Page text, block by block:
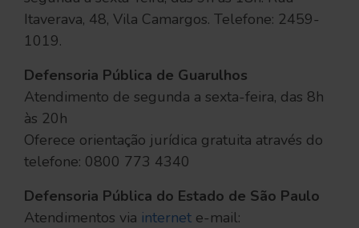
Itaverava, 48, Vila Camargos. Telefone: 2459-
1019.
Defensoria Pública de Guarulhos
Atendimento de segunda a sexta-feira, das 8h
às 20h
Oferece orientação jurídica gratuita através do
telefone: 0800 773 4340
Defensoria Pública do Estado de São Paulo
Atendimentos via internet e-mail: